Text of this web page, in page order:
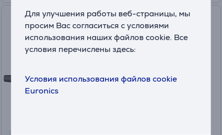
Для улучшения работы веб-страницы, мы
просим Вас согласиться с условиями
использования наших файлов cookie. Все
условия перечислены здесь:
Условия использования файлов cookie
Euronics
Denon DHT-S416, 2.1,
Chromecast, черный -
Саундбар
DHTS416BKE2
Цена: